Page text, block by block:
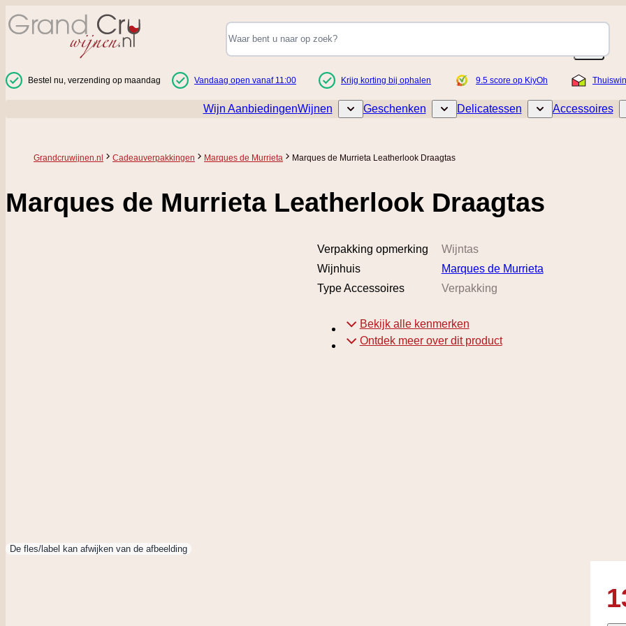
Ga naar de inhoud
Bestel nu, verzending op maandag Vandaag open vanaf 11:00 Krijg korting bij ophalen 9.5 score op KiyOh
Wijn AanbiedingenWijnen Toggle submenu for Wijnen
Geschenken Toggle submenu for Geschenken
Delicatessen Toggle submenu for
Accessoires
Grandcruwijnen.nl Cadeauverpakkingen Marques de Murrieta Marques de Murrieta Leatherlook Draagtas
Marques de Murrieta Leatherlook Draagtas
De fles/label kan afwijken van de afbeelding
Verpakking opmerking
Wijntas
Wijnhuis
Marques de Murrieta
Type Accessoires
Verpakking
Bekijk alle kenmerken
Ontdek meer over dit product